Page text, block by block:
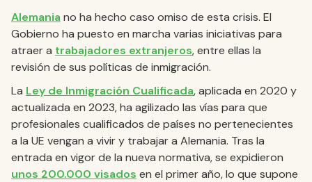
Alemania no ha hecho caso omiso de esta crisis. El
Gobierno ha puesto en marcha varias iniciativas para
atraer a trabajadores extranjeros, entre ellas la
revisión de sus políticas de inmigración.
La Ley de Inmigración Cualificada, aplicada en 2020 y
actualizada en 2023, ha agilizado las vías para que
profesionales cualificados de países no pertenecientes
a la UE vengan a vivir y trabajar a Alemania. Tras la
entrada en vigor de la nueva normativa, se expidieron
unos 200.000 visados en el primer año, lo que supone